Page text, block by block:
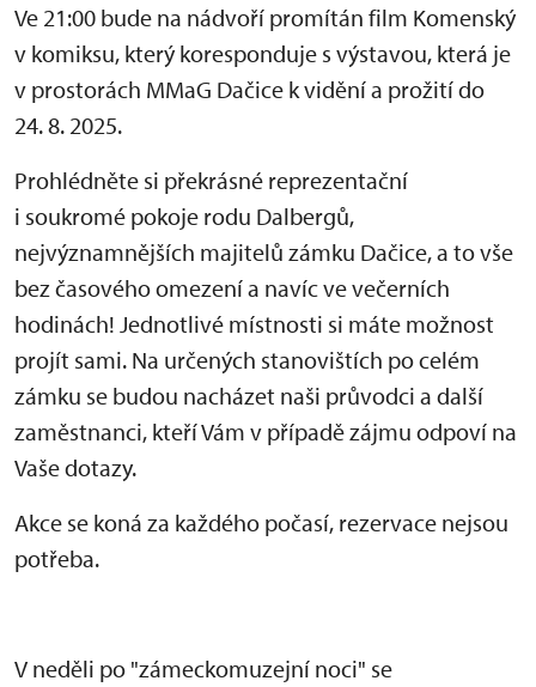
Ve 21:00 bude na nádvoří promítán film Komenský
v komiksu, který koresponduje s výstavou, která je
v prostorách MMaG Dačice k vidění a prožití do
24. 8. 2025.
Prohlédněte si překrásné reprezentační
i soukromé pokoje rodu Dalbergů,
nejvýznamnějších majitelů zámku Dačice, a to vše
bez časového omezení a navíc ve večerních
hodinách! Jednotlivé místnosti si máte možnost
projít sami. Na určených stanovištích po celém
zámku se budou nacházet naši průvodci a další
zaměstnanci, kteří Vám v případě zájmu odpoví na
Vaše dotazy.
Akce se koná za každého počasí, rezervace nejsou
potřeba.
V neděli po "zámeckomuzejní noci" se